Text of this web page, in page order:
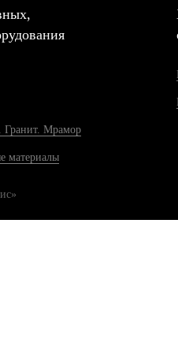
Гранит. Мрамор
материалы